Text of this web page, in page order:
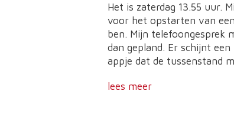
Het is zaterdag 13.55 uur.
voor het opstarten van
ben. Mijn telefoongesprek
dan gepland. Er schijnt
appje dat de tussenstand
lees meer